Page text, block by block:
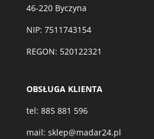
46-220 Byczyna
NIP: 7511743154
REGON: 520122321
OBSŁUGA KLIENTA
tel: 885 881 596
mail: sklep@madar24.pl